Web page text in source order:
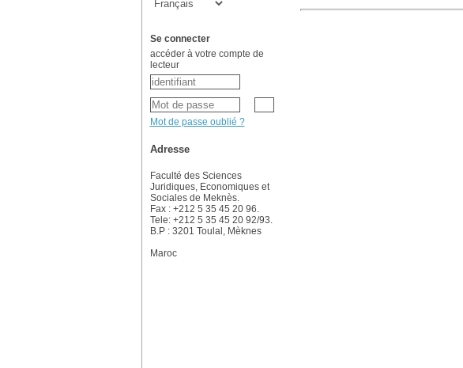
Se connecter
accéder à votre compte de
lecteur
Mot de passe oublié ?
Adresse
Faculté des Sciences
Juridiques, Economiques et
Sociales de Meknès.
Fax : +212 5 35 45 20 96.
Tele: +212 5 35 45 20 92/93.
B.P : 3201 Toulal, Mèknes
Maroc